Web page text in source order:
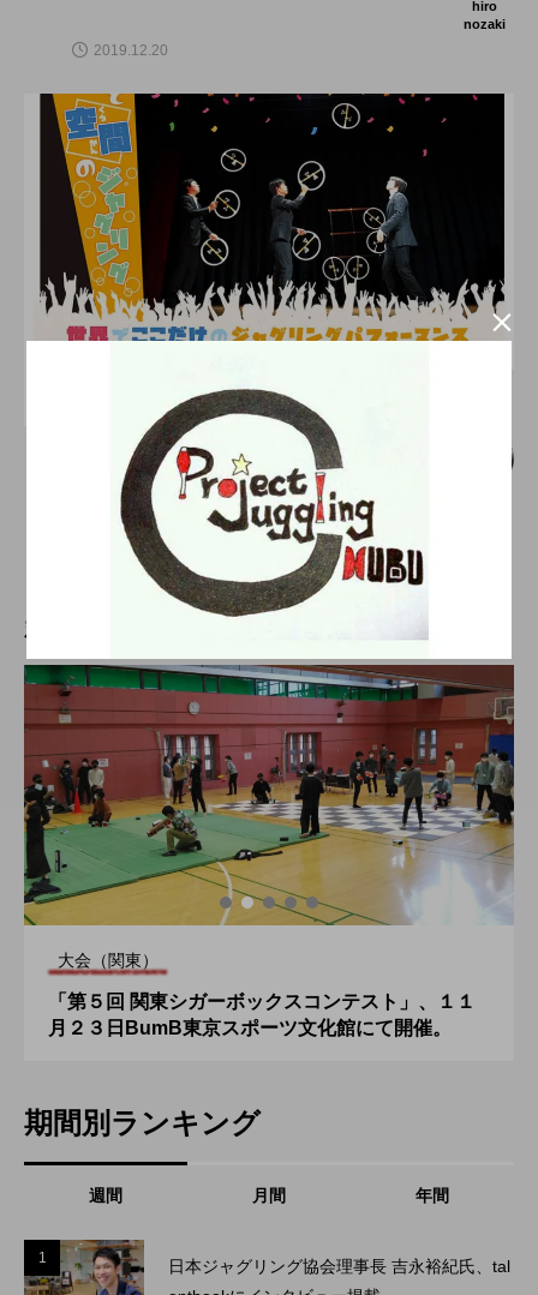
hiro
nozaki
2019.12.20
舞台（関東）
空転軌道「音と空間のジャグリング」１
月２５日、牛込箪笥ホールにて開催。
2019.12.25
新着記事
大会（関東）
「第５回 関東シガーボックスコンテスト」、１１
月２３日BumB東京スポーツ文化館にて開催。
期間別ランキング
週間 月間 年間
1
日本ジャグリング協会理事長 吉永裕紀氏、tal
